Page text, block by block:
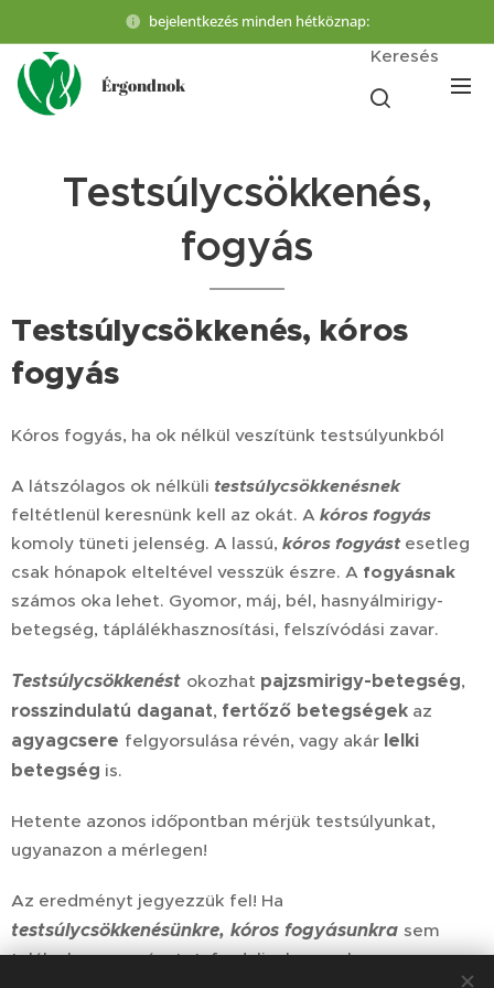
bejelentkezés minden hétköznap:
Érgondnok
Keresés
Testsúlycsökkenés,
fogyás
Testsúlycsökkenés, kóros
fogyás
Kóros fogyás, ha ok nélkül veszítünk testsúlyunkból
A látszólagos ok nélküli testsúlycsökkenésnek
feltétlenül keresnünk kell az okát. A kóros fogyás
komoly tüneti jelenség. A lassú, kóros fogyástesetleg
csak hónapok elteltével vesszük észre. A fogyásnak
számos oka lehet. Gyomor, máj, bél, hasnyálmirigy-
betegség, táplálékhasznosítási, felszívódási zavar.
Testsúlycsökkenést okozhat pajzsmirigy-betegség,
rosszindulatú daganat, fertőző betegségek az
agyagcsere felgyorsulása révén, vagy akár lelki
betegség is.
Hetente azonos időpontban mérjük testsúlyunkat,
ugyanazon a mérlegen!
Az eredményt jegyezzük fel! Ha
testsúlycsökkenésünkre, kóros fogyásunkra sem
találunk magyarázatot, forduljunk orvoshoz.